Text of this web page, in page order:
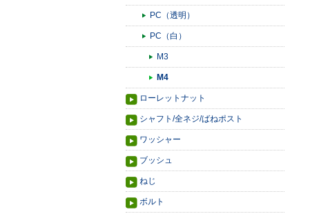
PC（透明）
PC（白）
M3
M4
ローレットナット
シャフト/全ネジ/ばねポスト
ワッシャー
ブッシュ
ねじ
ボルト